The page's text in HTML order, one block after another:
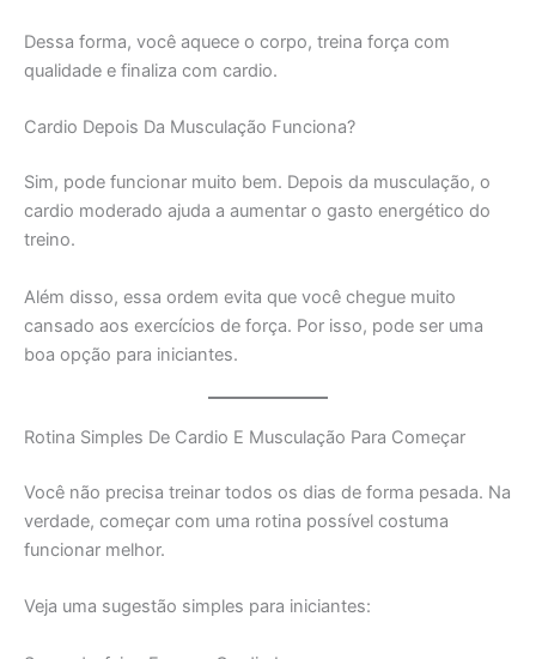
Dessa forma, você aquece o corpo, treina força com
qualidade e finaliza com cardio.
Cardio Depois Da Musculação Funciona?
Sim, pode funcionar muito bem. Depois da musculação, o
cardio moderado ajuda a aumentar o gasto energético do
treino.
Além disso, essa ordem evita que você chegue muito
cansado aos exercícios de força. Por isso, pode ser uma
boa opção para iniciantes.
Rotina Simples De Cardio E Musculação Para Começar
Você não precisa treinar todos os dias de forma pesada. Na
verdade, começar com uma rotina possível costuma
funcionar melhor.
Veja uma sugestão simples para iniciantes: